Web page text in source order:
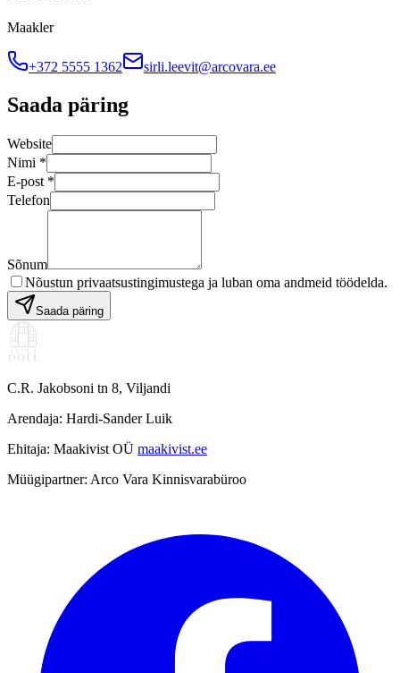
Maakler
+372 5555 1362 sirli.leevit@arcovara.ee
Saada päring
Website
Nimi *
E-post *
Telefon
Sõnum
Nõustun privaatsustingimustega ja luban oma andmeid töödelda.
Saada päring
📍
🎭
📍
📍📍
🏰
−
C.R. Jakobsoni tn 8, Viljandi
Arendaja: Hardi-Sander Luik
Ehitaja: Maakivist OÜ maakivist.ee
Müügipartner: Arco Vara Kinnisvarabüroo